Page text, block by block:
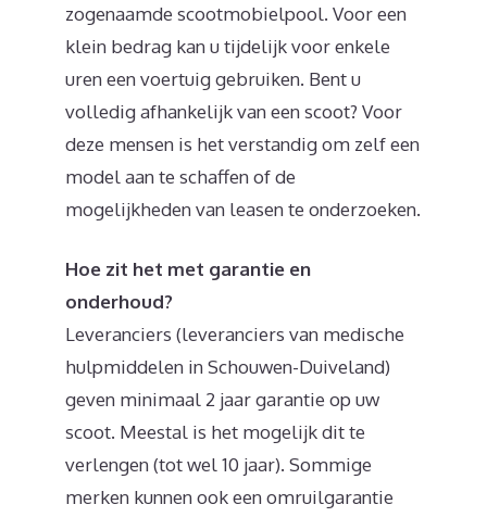
zogenaamde scootmobielpool. Voor een
klein bedrag kan u tijdelijk voor enkele
uren een voertuig gebruiken. Bent u
volledig afhankelijk van een scoot? Voor
deze mensen is het verstandig om zelf een
model aan te schaffen of de
mogelijkheden van leasen te onderzoeken.
Hoe zit het met garantie en
onderhoud?
Leveranciers (leveranciers van medische
hulpmiddelen in Schouwen-Duiveland)
geven minimaal 2 jaar garantie op uw
scoot. Meestal is het mogelijk dit te
verlengen (tot wel 10 jaar). Sommige
merken kunnen ook een omruilgarantie